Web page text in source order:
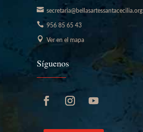
secretaria@bellasartessantacecilia.org
956 85 65 43
Ver en el mapa
Síguenos